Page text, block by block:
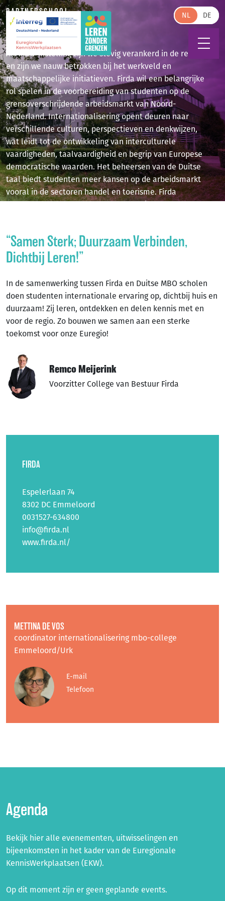
Skip to main content
NL
PARTNERSCHOOL
Firda
Als MBO-instelling zijn we stevig verankerd in de regio
en zijn we nauw betrokken bij het werkveld en
maatschappelijke initiatieven. Firda wil een belangrijke
rol spelen in de voorbereiding van studenten op de
grensoverschrijdende arbeidsmarkt van Noord-
Nederland. Internationalisering opent deuren naar
verschillende culturen, perspectieven en denkwijzen,
wat leidt tot de ontwikkeling van interculturele
vaardigheden, taalvaardigheid en begrip van Europese
democratische waarden. Het beheersen van de Duitse
taal biedt studenten meer kansen op de arbeidsmarkt
vooral in de sectoren handel en toerisme. Firda
onderhoudt een netwerk van partners in Europa voor
inzetbaar in Europa en daarbuiten.
“Samen Sterk; Duurzaam Verbinden,
Dichtbij Leren!”
In de samenwerking tussen Firda en Duitse MBO scholen
doen studenten internationale ervaring op, dichtbij huis en
duurzaam! Zij leren, ontdekken en delen kennis met en
voor de regio. Zo bouwen we samen aan een sterke
toekomst voor onze Euregio!
Remco Meijerink
Voorzitter College van Bestuur Firda
FIRDA
Espelerlaan 74
8302 DC Emmeloord
0031527-634800
info@firda.nl
www.firda.nl/
METTINA DE VOS
coordinator internationalisering mbo-college
Emmeloord/Urk
E-mail
Telefoon
Agenda
Bekijk hier alle evenementen, uitwisselingen en
bijeenkomsten in het kader van de Euregionale
KennisWerkplaatsen (EKW).
Op dit moment zijn er geen geplande events.